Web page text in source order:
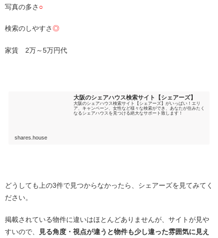
写真の多さ ○
検索のしやすさ◎
家賃 2万～5万円代
大阪のシェアハウス検索サイト【シェアーズ】
大阪のシェアハウス検索サイト【シェアーズ】がいっぱい！エリ
ア、キャンペーン、女性など様々な検索ができ、あなたが住みたく
なるシェアハウスを見つける絶大なサポート致します！
shares.house
どうしても上の3件で見つからなかったら、シェアーズを見てみてく
ださい。
掲載されている物件に違いはほとんどありませんが、サイトが見や
すいので、
見る角度・視点が違うと物件も少し違った雰囲気に見え